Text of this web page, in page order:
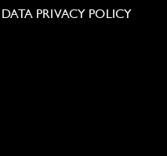
DATA PRIVACY POLICY